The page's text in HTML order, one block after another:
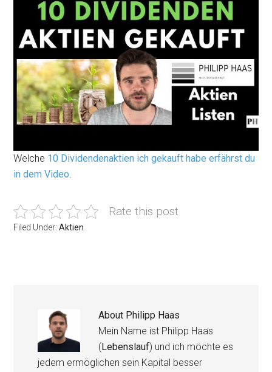
Welche 10 Dividendenaktien ich gekauft habe erfährst du
in dem Video.
Rate this post
Filed Under:Aktien
About Philipp Haas
Mein Name ist Philipp Haas
( Lebenslauf) und ich möchte es
jedem ermöglichen sein Kapital besser